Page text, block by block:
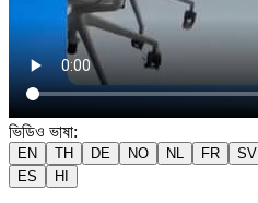
ভিডিও ভাষা:
EN TH DE NO NL FR SV
ES
HI